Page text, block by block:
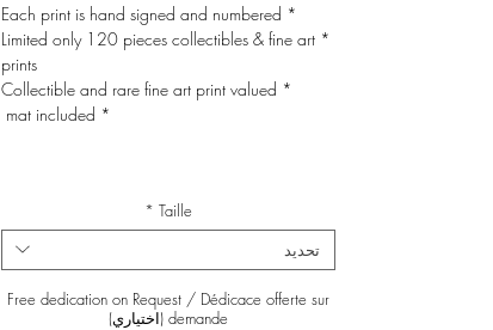
* Each print is hand signed and numbered
* Limited only 120 pieces collectibles & fine art
prints
* Collectible and rare fine art print valued
* mat included
Taille
*
تحديد
Free dedication on Request / Dédicace offerte sur
demande (اختياري)